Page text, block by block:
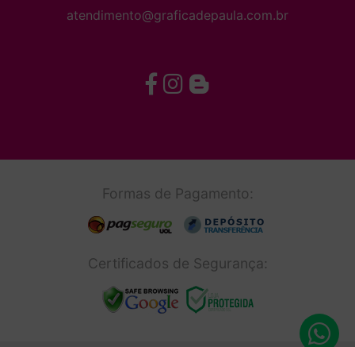
atendimento@graficadepaula.com.br
Formas de Pagamento:
Certificados de Segurança: